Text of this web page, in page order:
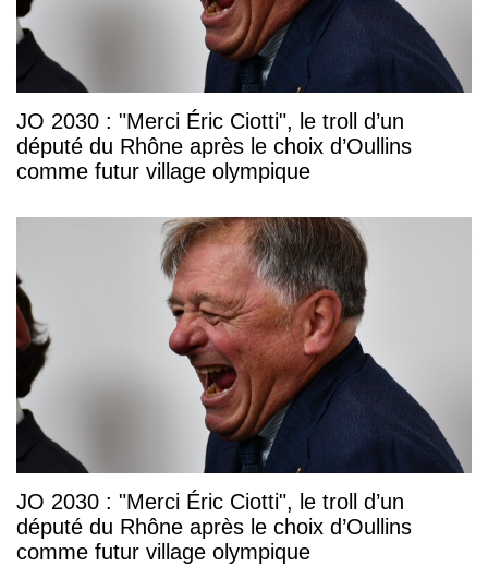
JO 2030 : "Merci Éric Ciotti", le troll d’un
député du Rhône après le choix d’Oullins
comme futur village olympique
JO 2030 : "Merci Éric Ciotti", le troll d’un
député du Rhône après le choix d’Oullins
comme futur village olympique